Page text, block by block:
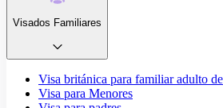
Visados Familiares
Visa británica para familiar adulto
Visa para Menores